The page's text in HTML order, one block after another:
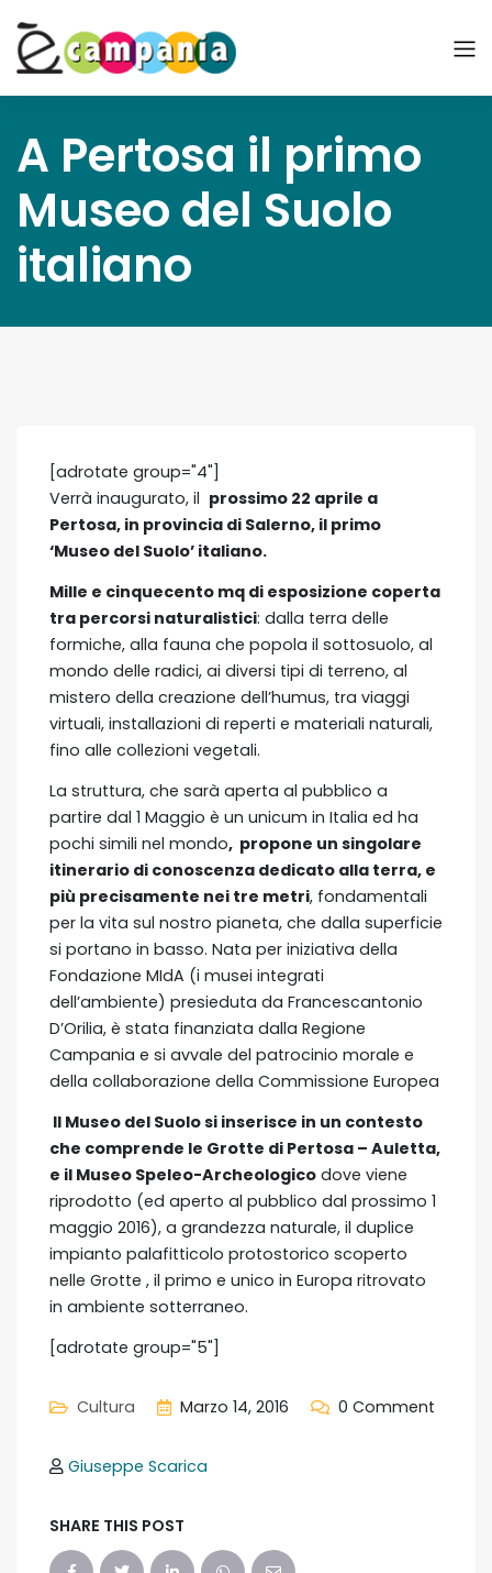
A Pertosa il primo
Museo del Suolo
italiano
[adrotate group="4"]
Verrà inaugurato, il prossimo 22 aprile a
Pertosa, in provincia di Salerno, il primo
‘Museo del Suolo’ italiano.
Mille e cinquecento mq di esposizione coperta
tra percorsi naturalistici: dalla terra delle
formiche, alla fauna che popola il sottosuolo, al
mondo delle radici, ai diversi tipi di terreno, al
mistero della creazione dell’humus, tra viaggi
virtuali, installazioni di reperti e materiali naturali,
fino alle collezioni vegetali.
La struttura, che sarà aperta al pubblico a
partire dal 1 Maggio è un unicum in Italia ed ha
pochi simili nel mondo, propone un singolare
itinerario di conoscenza dedicato alla terra, e
più precisamente nei tre metri, fondamentali
per la vita sul nostro pianeta, che dalla superficie
si portano in basso. Nata per iniziativa della
Fondazione MIdA (i musei integrati
dell’ambiente) presieduta da Francescantonio
D’Orilia, è stata finanziata dalla Regione
Campania e si avvale del patrocinio morale e
della collaborazione della Commissione Europea
Il Museo del Suolo si inserisce in un contesto
che comprende le Grotte di Pertosa – Auletta,
e il Museo Speleo-Archeologico dove viene
riprodotto (ed aperto al pubblico dal prossimo 1
maggio 2016), a grandezza naturale, il duplice
impianto palafitticolo protostorico scoperto
nelle Grotte , il primo e unico in Europa ritrovato
in ambiente sotterraneo.
[adrotate group="5"]
Cultura Marzo 14, 2016 0 Comment
Giuseppe Scarica
SHARE THIS POST